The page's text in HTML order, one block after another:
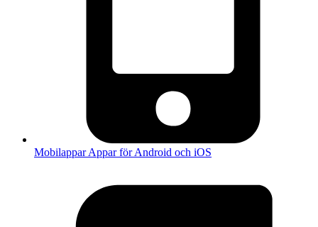
MobilapparAppar för Android och iOS